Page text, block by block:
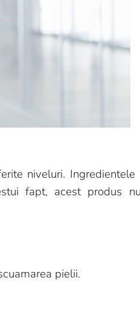
niveluri.
fapt, acest produs
pielii.